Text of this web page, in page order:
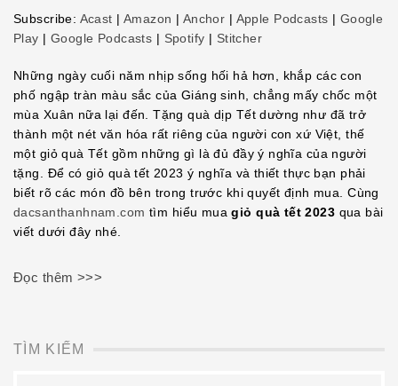
LINK
EMBED
Subscribe: Acast | Amazon | Anchor | Apple Podcasts | Google
Play | Google Podcasts | Spotify | Stitcher
Những ngày cuối năm nhịp sống hối hả hơn, khắp các con
phố ngập tràn màu sắc của Giáng sinh, chẳng mấy chốc một
mùa Xuân nữa lại đến. Tặng quà dịp Tết dường như đã trở
thành một nét văn hóa rất riêng của người con xứ Việt, thế
một giỏ quà Tết gồm những gì là đủ đầy ý nghĩa của người
tặng. Để có giỏ quà tết 2023 ý nghĩa và thiết thực bạn phải
biết rõ các món đồ bên trong trước khi quyết định mua. Cùng
dacsanthanhnam.com tìm hiểu muagiỏ quà tết 2023 qua bài
viết dưới đây nhé.
Đọc thêm >>>
TÌM KIẾM